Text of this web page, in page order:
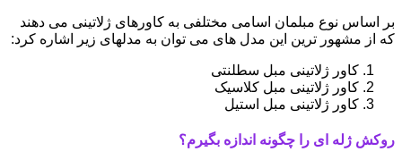
بر اساس نوع مبلمان اسامی مختلفی به کاورهای ژلاتینی می دهند
که از مشهور ترین این مدل های می توان به مدلهای زیر اشاره کرد:
کاور ژلاتینی مبل سطلنتی
کاور ژلاتینی مبل کلاسیک
کاور ژلاتینی مبل استیل
روکش ژله ای را چگونه اندازه بگیرم؟